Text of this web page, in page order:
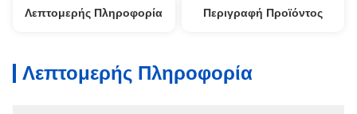
Λεπτομερής Πληροφορία Περιγραφή Προϊόντος
Λεπτομερής Πληροφορία